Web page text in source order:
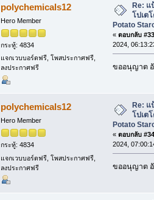
polychemicals12
Hero Member
กระทู้: 4834
แจกเวบบอร์ดฟรี, โพสประกาศฟรี,
ลงประกาศฟรี
Re: แ
โปเต
Potato
« ตอบกลับ
2024,
ขออนุญาต
polychemicals12
Hero Member
กระทู้: 4834
แจกเวบบอร์ดฟรี, โพสประกาศฟรี,
ลงประกาศฟรี
Re: แ
โปเต
Potato
« ตอบกลับ
2024,
ขออนุญาต